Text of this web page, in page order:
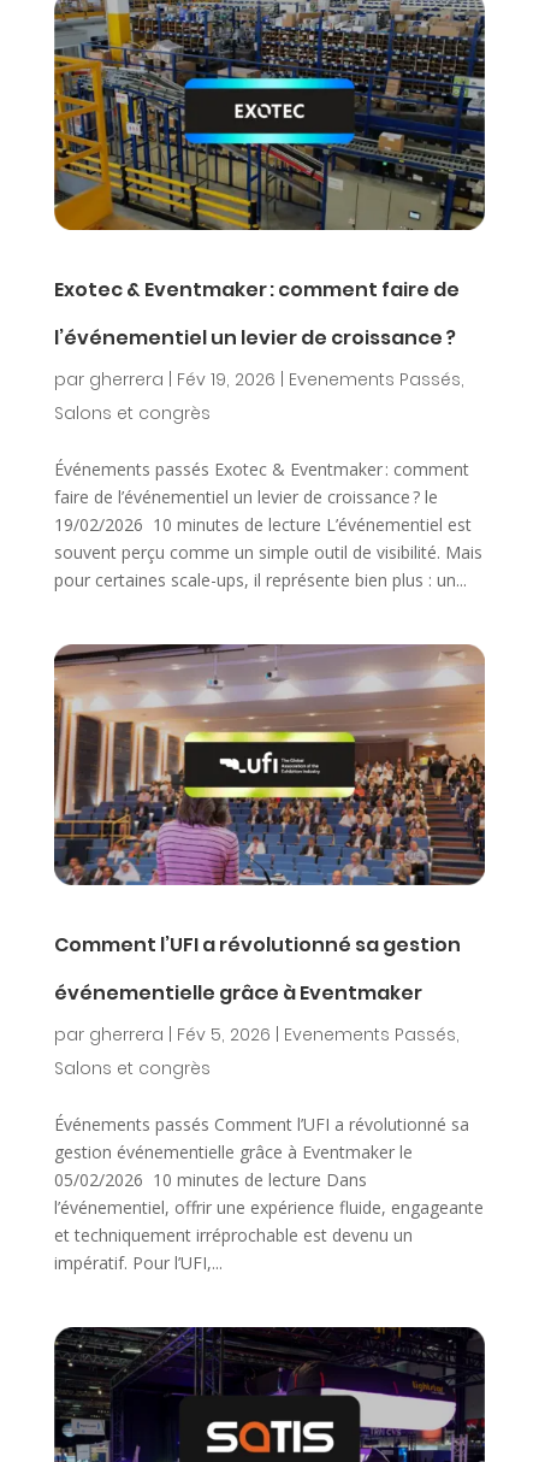
Exotec & Eventmaker : comment faire de
l’événementiel un levier de croissance ?
par gherrera Fév 19, 2026 Evenements Passés,
Salons et congrès
Événements passés Exotec & Eventmaker : comment
faire de l’événementiel un levier de croissance ? le
19/02/2026 10 minutes de lecture L’événementiel est
souvent perçu comme un simple outil de visibilité. Mais
pour certaines scale-ups, il représente bien plus : un...
Comment l’UFI a révolutionné sa gestion
événementielle grâce à Eventmaker
par gherrera | Fév 5, 2026 | Evenements Passés,
Salons et congrès
Événements passés Comment l’UFI a révolutionné sa
gestion événementielle grâce à Eventmaker le
05/02/2026 10 minutes de lecture Dans
l’événementiel, offrir une expérience fluide, engageante
et techniquement irréprochable est devenu un
impératif. Pour l’UFI,...